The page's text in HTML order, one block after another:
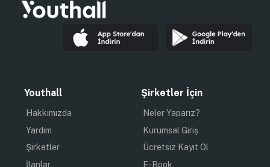
Youthall
Hakkımızda
Yardım
Şirketler
İlanlar
Şirketler İçin
Neler Yaparız?
Kurumsal Giriş
Ücretsiz Kayıt Ol
E-Book